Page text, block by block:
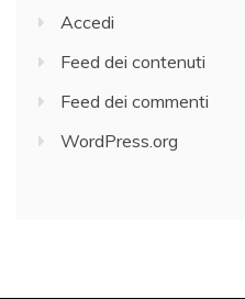
Accedi
Feed dei contenuti
Feed dei commenti
WordPress.org